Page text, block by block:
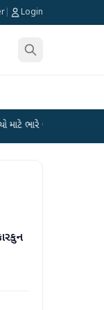
Login
ચેતવણી જારી કરી